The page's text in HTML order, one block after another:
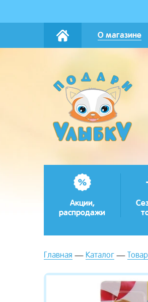
О магазине
Акции,
распродажи
Главная Каталог